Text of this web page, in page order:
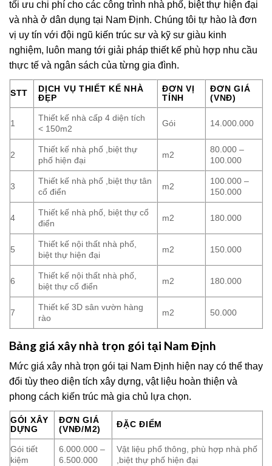
tối ưu chi phí cho các công trình nhà phố, biệt thự hiện đại
và nhà ở dân dụng tại Nam Định. Chúng tôi tự hào là đơn
vị uy tín với đội ngũ kiến trúc sư và kỹ sư giàu kinh
nghiệm, luôn mang tới giải pháp thiết kế phù hợp nhu cầu
thực tế và ngân sách của từng gia đình.
STT
DỊCH VỤ THIẾT KẾ NHÀ
ĐẸP
ĐƠN VỊ
TÍNH
ĐƠN GIÁ
(VNĐ)
1
Thiết kế nhà cấp 4 diện tích
< 150m2
Gói 14.000.000
2
Thiết kế nhà phố ,biệt thự
phố hiện đại
m2
80.000 –
100.000
3
Thiết kế nhà phố ,biệt thự tân
cổ điển
m2
100.000 –
150.000
4
Thiết kế nhà phố, biệt thự cổ
điển
m2 180.000
5
Thiết kế nội thất nhà phố,
biệt thự hiện đại
m2 150.000
6
Thiết kế nội thất nhà phố,
biệt thự cổ điển
m2 180.000
7
Thiết kế 3D sân vườn hàng
rào
m2 50.000
Bảng giá xây nhà trọn gói tại Nam Định
Mức giá xây nhà trọn gói tại Nam Định hiện nay có thể thay
đổi tùy theo diện tích xây dựng, vật liệu hoàn thiện và
phong cách kiến trúc mà gia chủ lựa chọn.
GÓI XÂY
DỰNG
ĐƠN GIÁ
(VNĐ/M2)
ĐẶC ĐIỂM
Gói tiết
kiệm
6.000.000 –
6.500.000
Vật liệu phổ thông, phù hợp nhà phố
,biệt thự phố hiện đại